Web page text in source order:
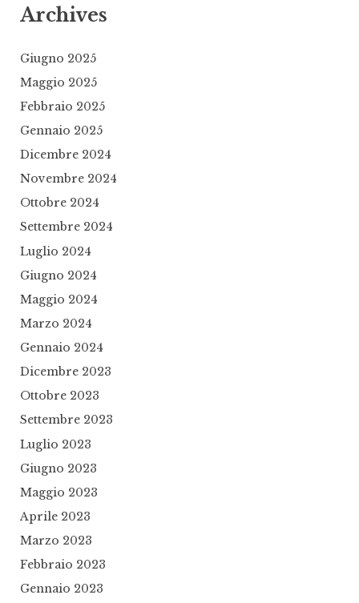
Archives
Giugno 2025
Maggio 2025
Febbraio 2025
Gennaio 2025
Dicembre 2024
Novembre 2024
Ottobre 2024
Settembre 2024
Luglio 2024
Giugno 2024
Maggio 2024
Marzo 2024
Gennaio 2024
Dicembre 2023
Ottobre 2023
Settembre 2023
Luglio 2023
Giugno 2023
Maggio 2023
Aprile 2023
Marzo 2023
Febbraio 2023
Gennaio 2023